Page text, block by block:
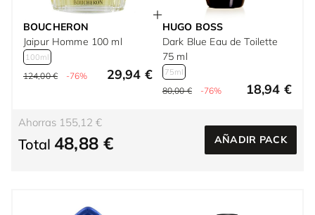
BOUCHERON
Jaipur Homme 100 ml
100ml
124,00 € -76% 29,94 €
HUGO BOSS
Dark Blue Eau de Toilette
75 ml
75ml
80,00 € -76% 18,94 €
Ahorras 155,12 €
Total 48,88 € AÑADIR PACK